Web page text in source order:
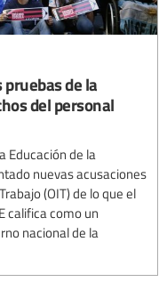
de la
del personal
Educación de la
nuevas acusaciones
(OIT) de lo que el
califica como un
nacional de la